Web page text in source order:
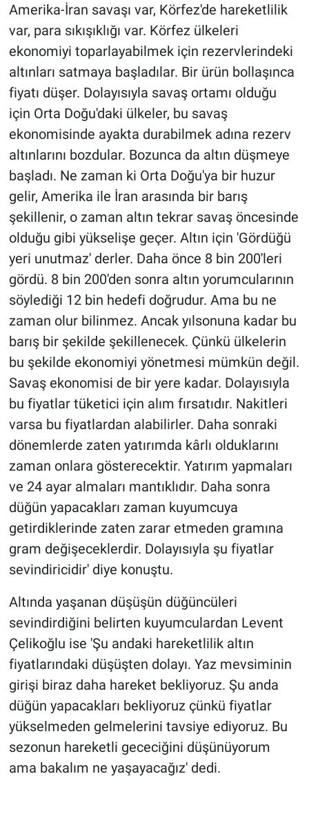
Amerika-İran savaşı var, Körfez'de hareketlilik
var, para sıkışıklığı var. Körfez ülkeleri
ekonomiyi toparlayabilmek için rezervlerindeki
altınları satmaya başladılar. Bir ürün bollaşınca
fiyatı düşer. Dolayısıyla savaş ortamı olduğu
için Orta Doğu'daki ülkeler, bu savaş
ekonomisinde ayakta durabilmek adına rezerv
altınlarını bozdular. Bozunca da altın düşmeye
başladı. Ne zaman ki Orta Doğu'ya bir huzur
gelir, Amerika ile İran arasında bir barış
şekillenir, o zaman altın tekrar savaş öncesinde
olduğu gibi yükselişe geçer. Altın için 'Gördüğü
yeri unutmaz' derler. Daha önce 8 bin 200'leri
gördü. 8 bin 200'den sonra altın yorumcularının
söylediği 12 bin hedefi doğrudur. Ama bu ne
zaman olur bilinmez. Ancak yılsonuna kadar bu
barış bir şekilde şekillenecek. Çünkü ülkelerin
bu şekilde ekonomiyi yönetmesi mümkün değil.
Savaş ekonomisi de bir yere kadar. Dolayısıyla
bu fiyatlar tüketici için alım fırsatıdır. Nakitleri
varsa bu fiyatlardan alabilirler. Daha sonraki
dönemlerde zaten yatırımda kârlı olduklarını
zaman onlara gösterecektir. Yatırım yapmaları
ve 24 ayar almaları mantıklıdır. Daha sonra
düğün yapacakları zaman kuyumcuya
getirdiklerinde zaten zarar etmeden gramına
gram değişeceklerdir. Dolayısıyla şu fiyatlar
sevindiricidir' diye konuştu.
Altında yaşanan düşüşün düğüncüleri
sevindirdiğini belirten kuyumculardan Levent
Çelikoğlu ise 'Şu andaki hareketlilik altın
fiyatlarındaki düşüşten dolayı. Yaz mevsiminin
girişi biraz daha hareket bekliyoruz. Şu anda
düğün yapacakları bekliyoruz çünkü fiyatlar
yükselmeden gelmelerini tavsiye ediyoruz. Bu
sezonun hareketli gececiğini düşünüyorum
ama bakalım ne yaşayacağız' dedi.